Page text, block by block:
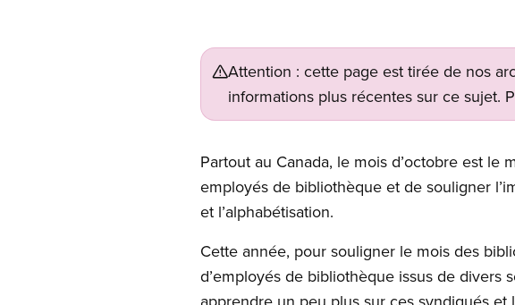
Attention : cette page est tirée de nos
informations plus récentes sur ce sujet.
Partout au Canada, le mois d’octobre est
employés de bibliothèque et de souligner
et l’alphabétisation.
Cette année, pour souligner le mois des
d’employés de bibliothèque issus de divers